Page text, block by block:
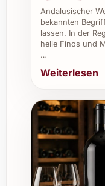
River
erleben Sie
Bestellen Sie
selbst, wie
Andalusischer
bekannten
lassen. In der
helle Finos und
…
Weiterlesen